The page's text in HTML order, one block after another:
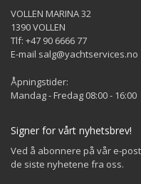
VOLLEN MARINA 32
1390 VOLLEN
Tlf: +47 90 6666 77
E-mail salg@yachtservices.no
Åpningstider:
Mandag - Fredag 08:00 - 16:00
Signer for vårt nyhetsbrev!
Ved å abonnere på vår e-
de siste nyhetene fra oss.